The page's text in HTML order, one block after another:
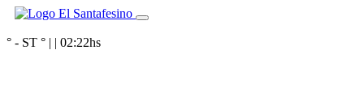
° - ST ° | | 02:22hs